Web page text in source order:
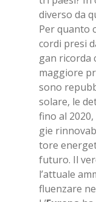
di­ver­so da
Per quan­to
cor­di pre­si
gan ri­cor­da
mag­gio­re
sono
so­la­re, le
fino al
gie
to­re
fu­tu­ro. Il
l’at­tua­le
fluen­za­re